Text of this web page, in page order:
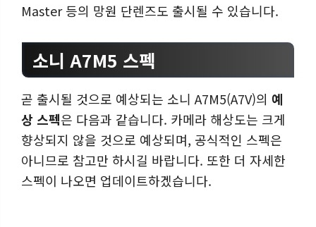
Master 등의 망원 단렌즈도 출시될 수 있습니다.
소니 A7M5 스펙
곧 출시될 것으로 예상되는 소니 A7M5(A7V)의 예
상 스펙은 다음과 같습니다. 카메라 해상도는 크게
향상되지 않을 것으로 예상되며, 공식적인 스펙은
아니므로 참고만 하시길 바랍니다. 또한 더 자세한
스펙이 나오면 업데이트하겠습니다.